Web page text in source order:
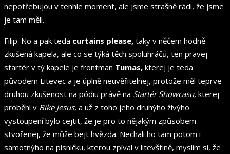
nepotřebujou v tenhle moment, ale jsme strašně rádi, že jsme
je tam měli.
Filip: No a pak teda curtains please, taky v něčem hodně
zkušená kapela, ale co se týká těch spoluhráčů, ten pravej
startér v tý kapele je frontman Tumas, kterej je teda
původem Litevec a je úplně neuvěřitelnej, protože měl teprve
druhou zkušenost na pódiu právě na Startér Showcasu, kterej
proběhl v Bike Jesus, a už z toho jeho druhýho živýho
vystoupení bylo cejtit, že je pro to nějakým způsobem
stvořenej, že může bejt hvězda. Nechali ho tam potom i
samotnýho na písničku, kterou zpíval v litevštině, myslím si, že